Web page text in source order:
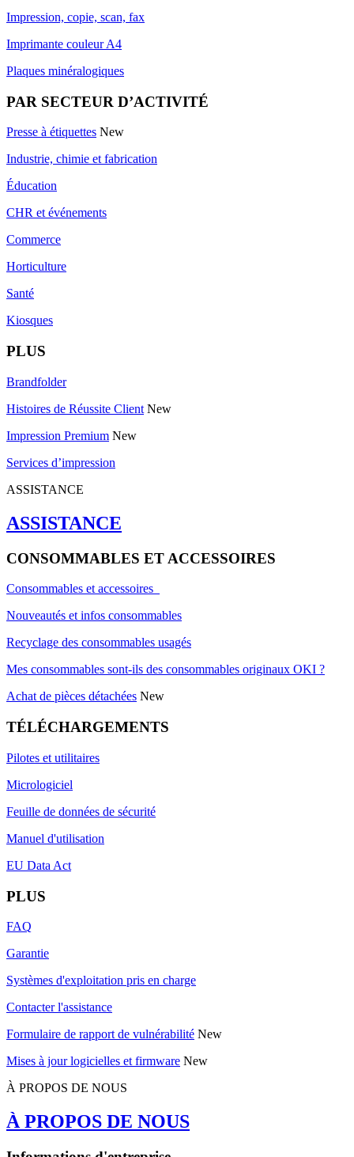
Impression, copie, scan, fax
Imprimante couleur A4
Plaques minéralogiques
PAR SECTEUR D’ACTIVITÉ
Presse à étiquettes New
Industrie, chimie et fabrication
Éducation
CHR et événements
Commerce
Horticulture
Santé
Kiosques
PLUS
Brandfolder
Histoires de Réussite Client New
Impression Premium New
Services d’impression
ASSISTANCE
ASSISTANCE
CONSOMMABLES ET ACCESSOIRES
Consommables et accessoires
Nouveautés et infos consommables
Recyclage des consommables usagés
Mes consommables sont-ils des consommables originaux OKI ?
Achat de pièces détachées New
TÉLÉCHARGEMENTS
Pilotes et utilitaires
Micrologiciel
Feuille de données de sécurité
Manuel d'utilisation
EU Data Act
PLUS
FAQ
Garantie
Systèmes d'exploitation pris en charge
Contacter l'assistance
Formulaire de rapport de vulnérabilité New
Mises à jour logicielles et firmware New
À PROPOS DE NOUS
À PROPOS DE NOUS